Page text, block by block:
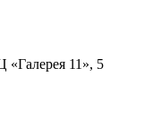
«Галерея 11», 5